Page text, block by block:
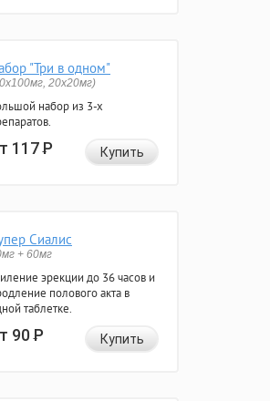
"Три в одном"
20x20мг)
набор из 3-х
117Р Купить
Сиалис
+ 60мг
эрекции до 36 часов и
полового акта в
таблетке.
90Р Купить